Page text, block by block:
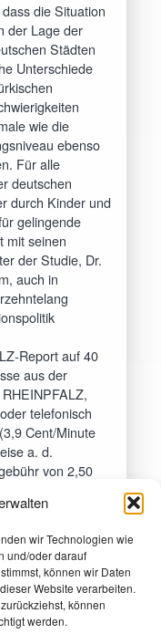
wir Technologien wie
und/oder darauf
können wir Daten
Website verarbeiten.
können
werden.
die Situation
der Lage der
Städten
Unterschiede
wie die
ebenso
Für alle
deutschen
durch Kinder und
gelingende
mit seinen
der Studie, Dr.
auch in
Report auf 40
aus der
telefonisch
Cent/Minute
a. d.
von 2,50
Dr. Andreas